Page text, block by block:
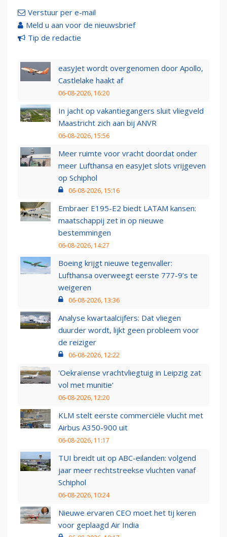
Verstuur per e-mail
Meld u aan voor de nieuwsbrief
Tip de redactie
easyJet wordt overgenomen door Apollo,
Castlelake haakt af
06-08-2026, 16:20
In jacht op vakantiegangers sluit vliegveld
Maastricht zich aan bij ANVR
06-08-2026, 15:56
Meer ruimte voor vracht doordat onder
meer Lufthansa en easyJet slots vrijgeven
op Schiphol
06-08-2026, 15:16
Embraer E195-E2 biedt LATAM kansen:
maatschappij zet in op nieuwe
bestemmingen
06-08-2026, 14:27
Boeing krijgt nieuwe tegenvaller:
Lufthansa overweegt eerste 777-9’s te
weigeren
06-08-2026, 13:36
Analyse kwartaalcijfers: Dat vliegen
duurder wordt, lijkt geen probleem voor
de reiziger
06-08-2026, 12:22
'Oekraïense vrachtvliegtuig in Leipzig zat
vol met munitie'
06-08-2026, 12:20
KLM stelt eerste commerciële vlucht met
Airbus A350-900 uit
06-08-2026, 11:17
TUI breidt uit op ABC-eilanden: volgend
jaar meer rechtstreekse vluchten vanaf
Schiphol
06-08-2026, 10:24
Nieuwe ervaren CEO moet het tij keren
voor geplaagd Air India